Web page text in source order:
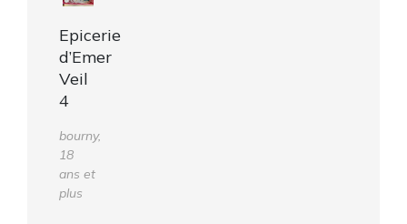
Epicerie
d’Emer
Veil
4
bourny,
18
ans et
plus